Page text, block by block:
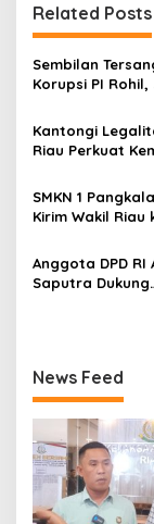
a
s
i
o
Related Posts
Sembilan
Korupsi PI
Masih Didalami
Kantongi
Riau Perkuat
Ketahanan
SMKN 1
Kirim Wakil Riau
Anggota DPD RI
Saputra Dukung
News Feed